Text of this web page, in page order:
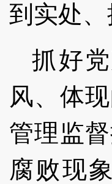
到实处、
抓好
风、体
管理监
腐败现